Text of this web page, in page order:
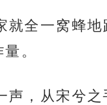
就全一窝蜂
。
声，从宋兮